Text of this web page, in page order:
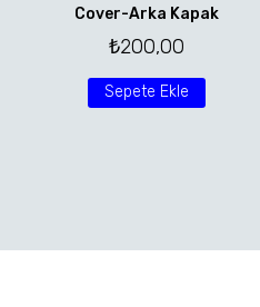
Cover-Arka Kapak
₺200,00
Sepete Ekle